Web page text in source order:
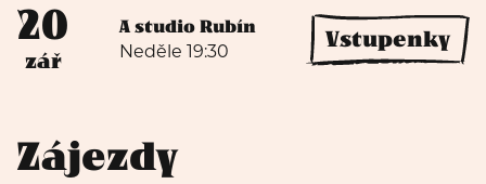
20
zář
A studio Rubín
Neděle 19:30 Vstupenky
Zájezdy